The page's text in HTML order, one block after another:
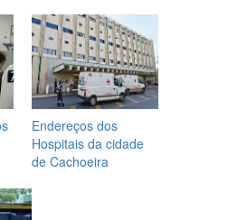
Endereços dos
Hospitais da cidade
de Cachoeira